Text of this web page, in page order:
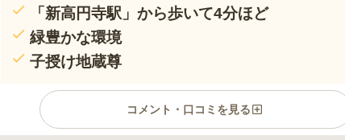
「新高円寺駅」から歩いて4分ほど
緑豊かな環境
子授け地蔵尊
コメント・口コミを見る